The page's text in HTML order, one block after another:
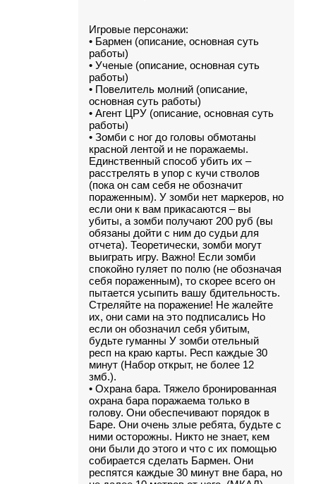
Игровые персонажи:
• Бармен (описание, основная суть
работы)
• Ученые (описание, основная суть
работы)
• Повелитель молний (описание,
основная суть работы)
• Агент ЦРУ (описание, основная суть
работы)
• Зомби с ног до головы обмотаны
красной лентой и не поражаемы.
Единственный способ убить их –
расстрелять в упор с кучи стволов
(пока он сам себя не обозначит
пораженным). У зомби нет маркеров, но
если они к вам прикасаются – вы
убиты, а зомби получают 200 руб (вы
обязаны дойти с ним до судьи для
отчета). Теоретически, зомби могут
выиграть игру. Важно! Если зомби
спокойно гуляет по полю (не обозначая
себя пораженным), то скорее всего он
пытается усыпить вашу бдительность.
Стреляйте на поражение! Не жалейте
их, они сами на это подписались Но
если он обозначил себя убитым,
будьте гуманны У зомби отельный
респ на краю карты. Респ каждые 30
минут (Набор открыт, не более 12
змб.).
• Охрана бара. Тяжело бронированная
охрана бара поражаема только в
голову. Они обеспечивают порядок в
Баре. Они очень злые ребята, будьте с
ними осторожны. Никто не знает, кем
они были до этого и что с их помощью
собирается сделать Бармен. Они
респятся каждые 30 минут вне бара, но